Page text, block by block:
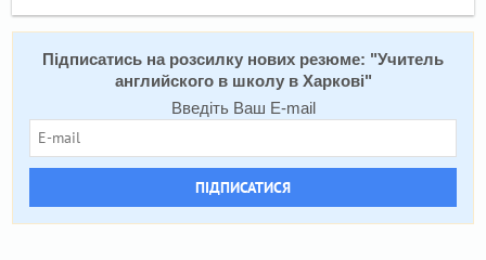
Підписатись на розсилку нових резюме: "Учитель
английского в школу в Харкові"
Введіть Ваш E-mail
ПІДПИСАТИСЯ